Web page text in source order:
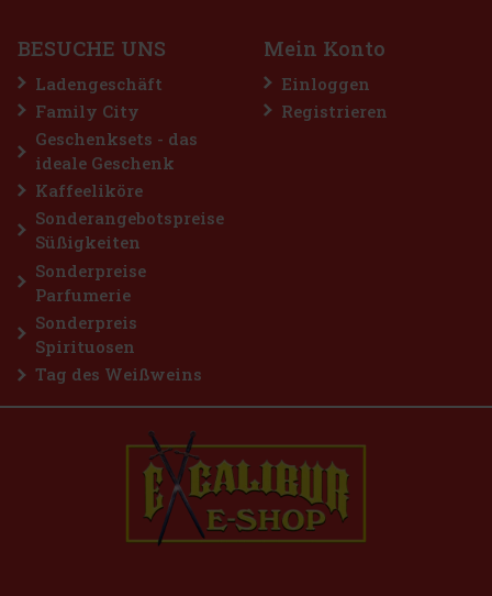
BESUCHE UNS
Ladengeschäft
Family City
Geschenksets - das
ideale Geschenk
Kaffeeliköre
Sonderangebotspreise
Süßigkeiten
Sonderpreise
Parfumerie
Sonderpreis
Spirituosen
Tag des Weißweins
Mein Konto
Einloggen
Registrieren